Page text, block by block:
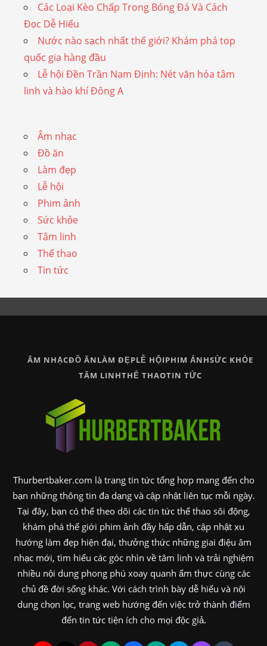
Các Loại Kèo Chấp Trong Bóng Đá Và Cách
Đọc Dễ Hiểu
Nước nào sạch nhất thế giới? Khám phá top
quốc gia hàng đầu
Lễ hội Đền Trần Nam Định: Nét văn hóa tâm
linh và hào khí Đông A
Âm nhạc
Đồ ăn
Làm đẹp
Lễ hội
Phim ảnh
Sức khỏe
Tâm linh
Thể thao
Tin tức
ÂM NHẠCĐỒ ĂNLÀM ĐẸPLỄ HỘIPHIM ẢNHSỨC KHỎE
TÂM LINHTHỂ THAOTIN TỨC
Thurbertbaker.com là trang tin tức tổng hợp mang đến cho
bạn những thông tin đa dạng và cập nhật liên tục mỗi ngày.
Tại đây, bạn có thể theo dõi các tin tức thể thao sôi động,
khám phá thế giới phim ảnh đầy hấp dẫn, cập nhật xu
hướng làm đẹp hiện đại, thưởng thức những giai điệu âm
nhạc mới, tìm hiểu các góc nhìn về tâm linh và trải nghiệm
nhiều nội dung phong phú xoay quanh ẩm thực cùng các
chủ đề đời sống khác. Với cách trình bày dễ hiểu và nội
dung chọn lọc, trang web hướng đến việc trở thành điểm
đến tin tức tiện ích cho mọi độc giả.